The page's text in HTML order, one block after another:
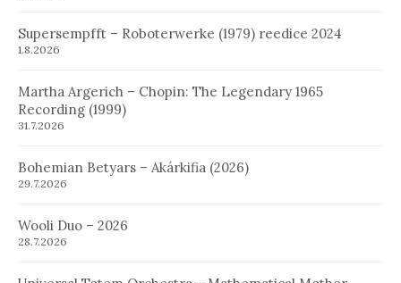
Supersempfft – Roboterwerke (1979) reedice 2024
1.8.2026
Martha Argerich – Chopin: The Legendary 1965
Recording (1999)
31.7.2026
Bohemian Betyars – Akárkifia (2026)
29.7.2026
Wooli Duo – 2026
28.7.2026